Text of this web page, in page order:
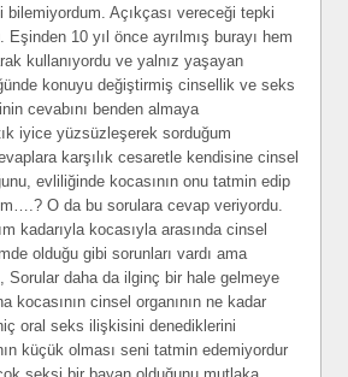
bilemiyordum. Açıkçası vereceği tepki
Eşinden 10 yıl önce ayrılmış burayı hem
kullanıyordu ve yalnız yaşayan
konuyu değiştirmiş cinsellik ve seks
cevabını benden almaya
iyice yüzsüzleşerek sorduğum
karşılık cesaretle kendisine cinsel
evliliğinde kocasının onu tatmin edip
O da bu sorulara cevap veriyordu.
kadarıyla kocasıyla arasında cinsel
olduğu gibi sorunları vardı ama
Sorular daha da ilginç bir hale gelmeye
kocasının cinsel organının ne kadar
oral seks ilişkisini denediklerini
küçük olması seni tatmin edemiyordur